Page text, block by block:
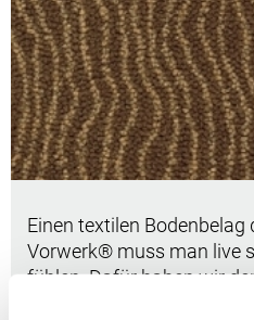
Einen textilen
Vorwerk® muss man live
fühlen. Dafür haben wir
Musterservice. Mit einem